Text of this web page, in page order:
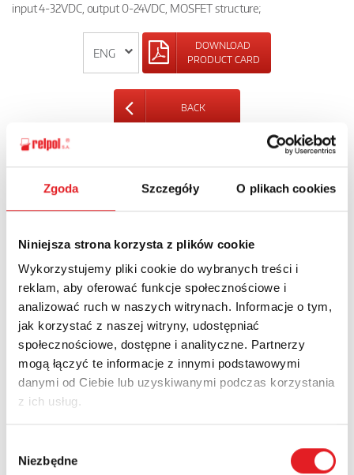
Zgoda Szczegóły O plikach cookies
Niniejsza strona korzysta z plików cookie
Wykorzystujemy pliki cookie do wybranych treści i
reklam, aby oferować funkcje społecznościowe i
analizować ruch w naszych witrynach. Informacje o tym,
jak korzystać z naszej witryny, udostępniać
społecznościowe, dostępne i analityczne. Partnerzy
mogą łączyć te informacje z innymi podstawowymi
danymi od Ciebie lub uzyskiwanymi podczas korzystania
z ich usług.
zgody
Niezbędne
input 4-32VDC, output 0-24VDC, MOSFET structure;
DOWNLOAD
PRODUCT CARD
BACK
Ask for the details of the offer
Email: *
Company:
Phone: